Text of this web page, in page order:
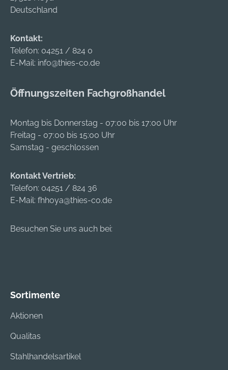
scangrip@scangrip.c
verbauten Li-Ion-
mAh Lieferung: Mit
USB-Ladekabel.
Hersteller:
Svendborg, DK,
scangrip@scangrip.c
om
fest verbauten Li-
mAh Lieferung:
Deutschland
Kontakt:
Telefon: 04251 / 824 0
E-Mail: info@thies-co.de
Öffnungszeiten Fachgroßhandel
Montag bis Donnerstag - 07:00 bis 17:00 Uhr
Freitag - 07:00 bis 15:00 Uhr
Samstag - geschlossen
Kontakt Vertrieb:
Telefon: 04251 / 824 36
E-Mail: fhhoya@thies-co.de
Besuchen Sie uns auch bei:
Sortimente
Aktionen
Qualitas
Stahlhandelsartikel